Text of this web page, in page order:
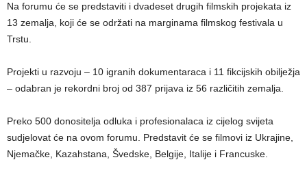
Na forumu će se predstaviti i dvadeset drugih filmskih projekata iz
13 zemalja, koji će se održati na marginama filmskog festivala u
Trstu.
Projekti u razvoju – 10 igranih dokumentaraca i 11 fikcijskih obilježja
– odabran je rekordni broj od 387 prijava iz 56 različitih zemalja.
Preko 500 donositelja odluka i profesionalaca iz cijelog svijeta
sudjelovat će na ovom forumu. Predstavit će se filmovi iz Ukrajine,
Njemačke, Kazahstana, Švedske, Belgije, Italije i Francuske.